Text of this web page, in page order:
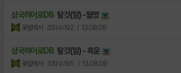
삼국히어로DB 탈것(말) -월영
꽃밭에서 조회수:192 | 13.08.09
삼국히어로DB 탈것(말) - 흑운
꽃밭에서 조회수:195 | 13.08.09